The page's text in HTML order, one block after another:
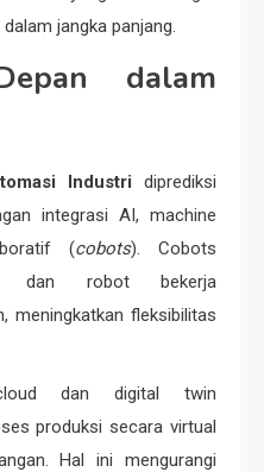
jangka panjang.
dalam
Industri diprediksi
integrasi AI, machine
(cobots). Cobots
dan robot bekerja
meningkatkan fleksibilitas
dan digital twin
produksi secara virtual
Hal ini mengurangi